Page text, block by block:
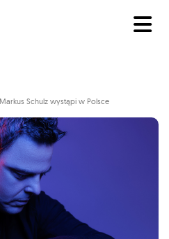
Schulz wystąpi w Polsce